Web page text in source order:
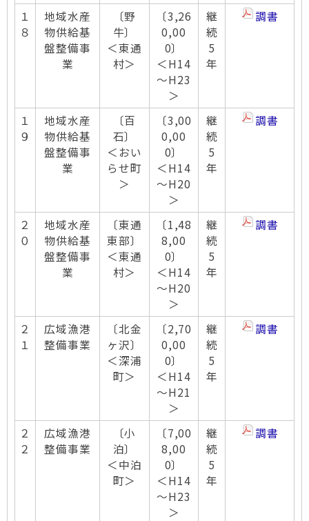
１
８
地域水産
物供給基
盤整備事
業
〔野
牛〕
＜東通
村＞
〔3,26
0,00
0〕
＜H14
～H23
＞
継
続
5
年
調書
１
９
地域水産
物供給基
盤整備事
業
〔百
石〕
＜おい
らせ町
＞
〔3,00
0,00
0〕
＜H14
～H20
＞
継
続
5
年
調書
２
０
地域水産
物供給基
盤整備事
業
〔東通
東部〕
＜東通
村＞
〔1,48
8,00
0〕
＜H14
～H20
＞
継
続
5
年
調書
２
１
広域漁港
整備事業
〔北金
ヶ沢〕
＜深浦
町＞
〔2,70
0,00
0〕
＜H14
～H21
＞
継
続
5
年
調書
２
２
広域漁港
整備事業
〔小
泊〕
＜中泊
町＞
〔7,00
8,00
0〕
＜H14
～H23
＞
継
続
5
年
調書